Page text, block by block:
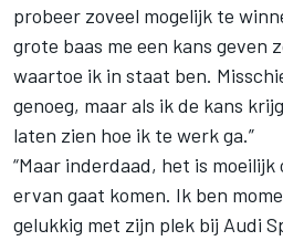
probeer zoveel mogelijk te
grote baas me een kans geven
waartoe ik in staat ben.
genoeg, maar als ik de kans
laten zien hoe ik te werk ga.”
“Maar inderdaad, het is
ervan gaat komen. Ik ben
gelukkig met zijn plek bij Audi